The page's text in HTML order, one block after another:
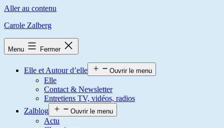
Aller au contenu
Carole Zalberg
Menu Fermer
Elle et Autour d’elle Ouvrir le menu
Elle
Contact & Newsletter
Entretiens TV, vidéos, radios
Zalblog
Ouvrir le menu
Actu